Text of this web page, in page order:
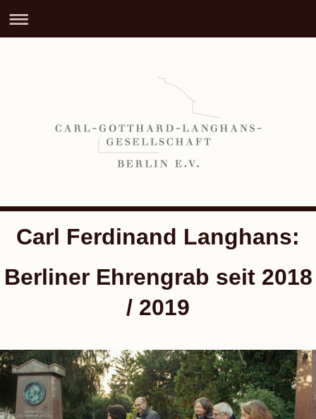
Carl Ferdinand Langhans:
Berliner Ehrengrab seit 2018
/ 2019